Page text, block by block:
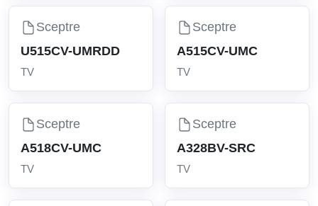
Sceptre
U515CV-UMRDD
TV
Sceptre
A515CV-UMC
TV
Sceptre
A518CV-UMC
TV
Sceptre
A328BV-SRC
TV